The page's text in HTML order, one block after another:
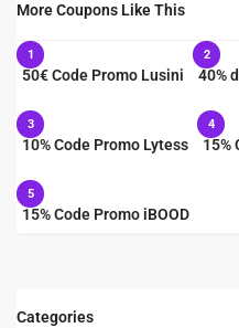
More Coupons Like This
1
50€ Code Promo Lusini
2
40%
3
10% Code Promo Lytess
4
15%
5
15% Code Promo iBOOD
Categories